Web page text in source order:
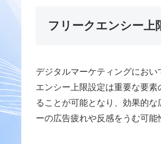
フリークエンシー上
デジタルマーケティングにお
エンシー上限設定は重要な要
ることが可能となり、効果的
ーの広告疲れや反感をうむ可能